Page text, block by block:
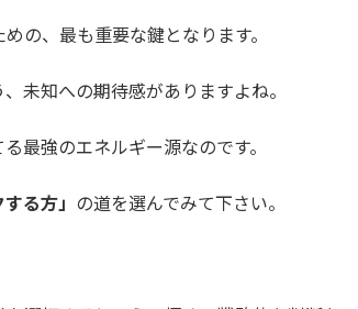
の、最も重要な鍵となります。
未知への期待感がありますよね。
最強のエネルギー源なのです。
る方」 の道を選んでみて下さい。